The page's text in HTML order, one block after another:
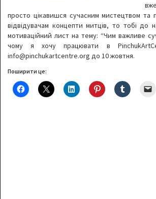
просто цікавишся сучасним мистецтвом та
відвідувачам концепти митців, то тобі до
мотиваційний лист на тему: “Чим важливе
чому я хочу працювати в
info@pinchukartcentre.org до 10 жовтня.
Поширити це: